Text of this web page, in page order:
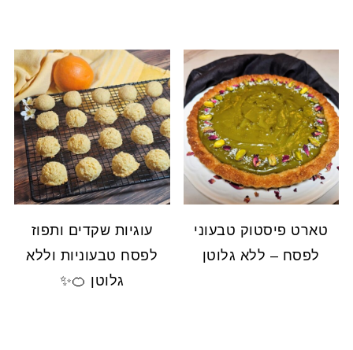
טארט פיסטוק טבעוני
לפסח – ללא גלוטן
עוגיות שקדים ותפוז
לפסח טבעוניות וללא
גלוטן 🍊✨